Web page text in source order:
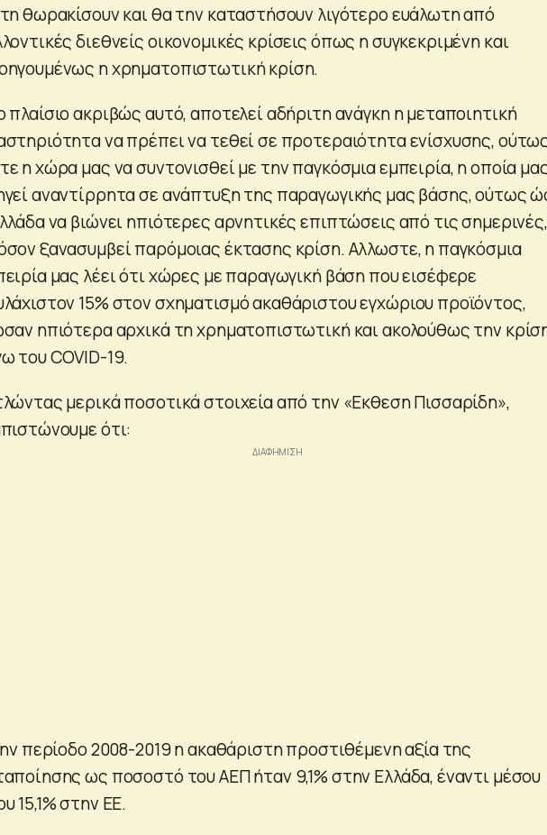
θωρακίσουν και θα την καταστήσουν λιγότερο ευάλωτη από
διεθνείς οικονομικές κρίσεις όπως η συγκεκριμένη και
η χρηματοπιστωτική κρίση.
πλαίσιο ακριβώς αυτό, αποτελεί αδήριτη ανάγκη η μεταποιητική
να πρέπει να τεθεί σε προτεραιότητα ενίσχυσης,
η χώρα μας να συντονισθεί με την παγκόσμια εμπειρία, η οποία
αναντίρρητα σε ανάπτυξη της παραγωγικής μας βάσης, ούτως
να βιώνει ηπιότερες αρνητικές επιπτώσεις από τις σημερινές,
ξανασυμβεί παρόμοιας έκτασης κρίση. Αλλωστε, η παγκόσμια
μας λέει ότι χώρες με παραγωγική βάση που εισέφερε
15% στον σχηματισμό ακαθάριστου εγχώριου προϊόντος,
ηπιότερα αρχικά τη χρηματοπιστωτική και ακολούθως την
του COVID-19.
μερικά ποσοτικά στοιχεία από την «Εκθεση Πισσαρίδη»,
ότι:
περίοδο 2008-2019 η ακαθάριστη προστιθέμενη αξία της
ως ποσοστό του ΑΕΠ ήταν 9,1% στην Ελλάδα, έναντι μέσου
15,1% στην ΕΕ.